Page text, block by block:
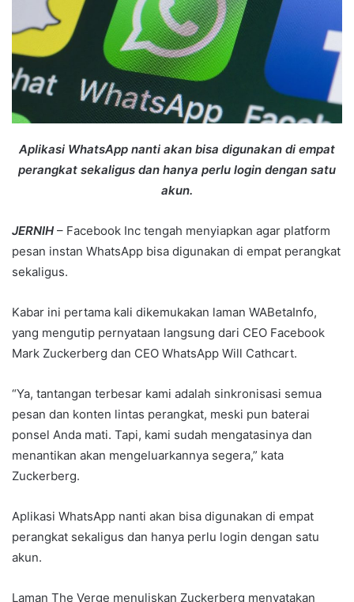
Aplikasi WhatsApp nanti akan bisa digunakan di empat
perangkat sekaligus dan hanya perlu login dengan satu
akun.
JERNIH – Facebook Inc tengah menyiapkan agar platform
pesan instan WhatsApp bisa digunakan di empat perangkat
sekaligus.
Kabar ini pertama kali dikemukakan laman WABetaInfo,
yang mengutip pernyataan langsung dari CEO Facebook
Mark Zuckerberg dan CEO WhatsApp Will Cathcart.
“Ya, tantangan terbesar kami adalah sinkronisasi semua
pesan dan konten lintas perangkat, meski pun baterai
ponsel Anda mati. Tapi, kami sudah mengatasinya dan
menantikan akan mengeluarkannya segera,” kata
Zuckerberg.
Aplikasi WhatsApp nanti akan bisa digunakan di empat
perangkat sekaligus dan hanya perlu login dengan satu
akun.
Laman The Verge menuliskan Zuckerberg menyatakan